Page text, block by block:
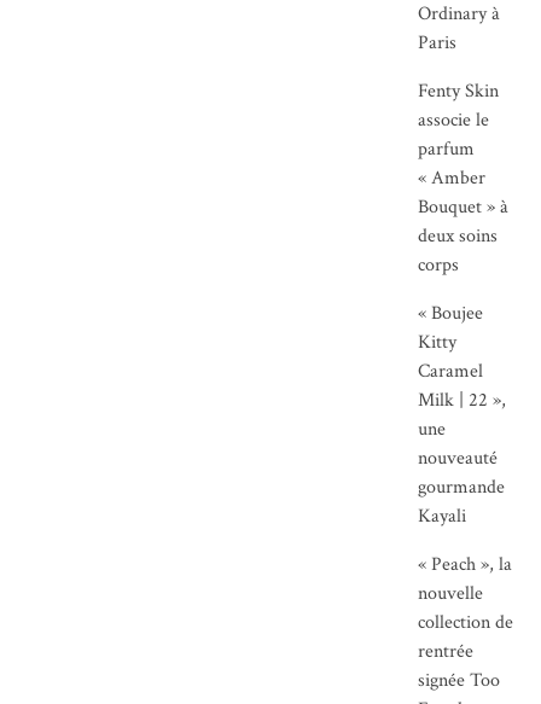
Ordinary à
Paris
Fenty Skin
associe le
parfum
« Amber
Bouquet » à
deux soins
corps
« Boujee
Kitty
Caramel
Milk | 22 »,
une
nouveauté
gourmande
Kayali
« Peach », la
nouvelle
collection de
rentrée
signée Too